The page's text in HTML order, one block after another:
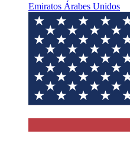
Emiratos Árabes Unidos